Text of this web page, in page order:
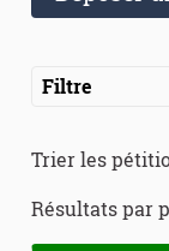
Filtre
Trier les
Résultats par